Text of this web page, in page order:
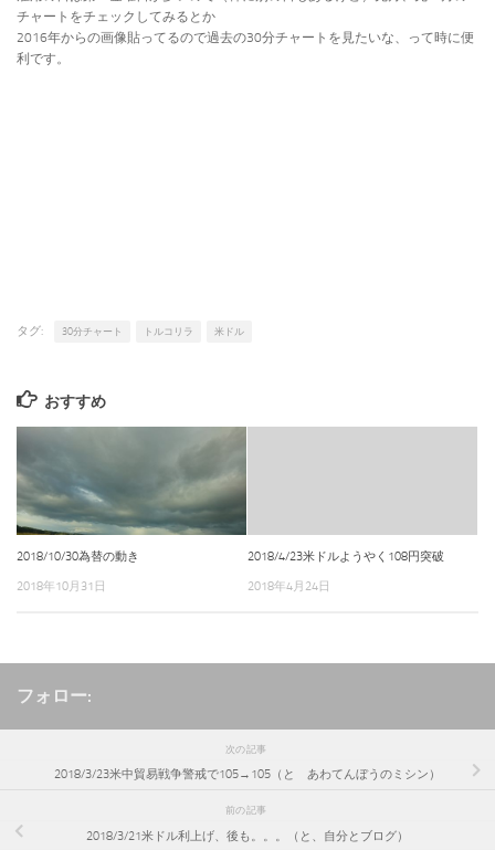
チャートをチェックしてみるとか
2016年からの画像貼ってるので過去の30分チャートを見たいな、って時に便
利です。
タグ: 30分チャート トルコリラ 米ドル
おすすめ
2018/10/30為替の動き
2018年10月31日
2018/4/23米ドルようやく108円突破
2018年4月24日
フォロー:
次の記事
2018/3/23米中貿易戦争警戒で105→105（と あわてんぼうのミシン）
前の記事
2018/3/21米ドル利上げ、後も。。。（と、自分とブログ）